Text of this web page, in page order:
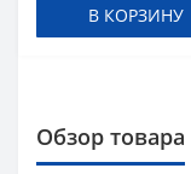
В КОРЗИНУ
Обзор товара